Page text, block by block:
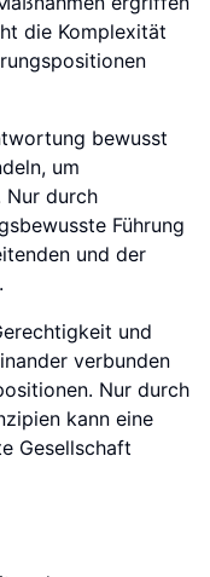
die Komplexität
bewusst
um
Nur durch
Führung
und der
und
verbunden
Nur durch
kann eine
Gesellschaft